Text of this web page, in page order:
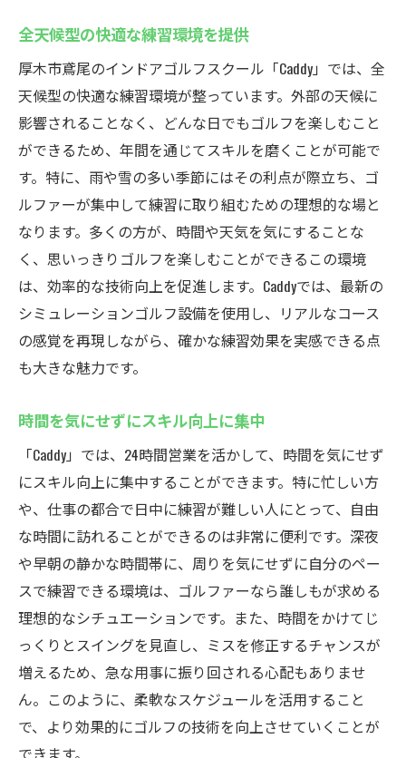
初心者でも安心の無料体験レッスン
プロのインストラクターによる的確なアド
バイス
シミュレーションゴルフでリアルなコース
体験
スイングを可視化する最新技術の活用
個々のニーズに応じたカスタマイズプログ
ラム
無料体験後の継続プランも充実
セコムの見守りシステムで安心！Caddyの24時間
インドアゴルフスクール
安心・安全のセキュリティ対策
24時間営業でも安心して通える環境
入室管理でプライバシーも万全
セコムシステムで家族も安心
会員専用の暗証番号で高いセキュリティを
実現
安心感がもたらす集中力の向上
最新技術でスキルアップ！厚木市鳶尾のシミュ
レーションゴルフ練習場Caddy
高精度のシミュレーション技術を体験
スイングの細部を解析する最新機器
AI技術を活用したパフォーマンス向上
リアルなコース再現で実戦さながらの練習
全天候型の快適な練習環境を提供
厚木市鳶尾のインドアゴルフスクール「Caddy」では、全
天候型の快適な練習環境が整っています。外部の天候に
影響されることなく、どんな日でもゴルフを楽しむこと
ができるため、年間を通じてスキルを磨くことが可能で
す。特に、雨や雪の多い季節にはその利点が際立ち、ゴ
ルファーが集中して練習に取り組むための理想的な場と
なります。多くの方が、時間や天気を気にすることな
く、思いっきりゴルフを楽しむことができるこの環境
は、効率的な技術向上を促進します。Caddyでは、最新の
シミュレーションゴルフ設備を使用し、リアルなコース
の感覚を再現しながら、確かな練習効果を実感できる点
も大きな魅力です。
時間を気にせずにスキル向上に集中
「Caddy」では、24時間営業を活かして、時間を気にせず
にスキル向上に集中することができます。特に忙しい方
や、仕事の都合で日中に練習が難しい人にとって、自由
な時間に訪れることができるのは非常に便利です。深夜
や早朝の静かな時間帯に、周りを気にせずに自分のペー
スで練習できる環境は、ゴルファーなら誰しもが求める
理想的なシチュエーションです。また、時間をかけてじ
っくりとスイングを見直し、ミスを修正するチャンスが
増えるため、急な用事に振り回される心配もありませ
ん。このように、柔軟なスケジュールを活用すること
で、より効果的にゴルフの技術を向上させていくことが
できます。